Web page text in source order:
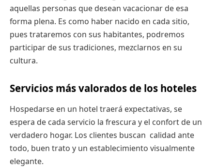
aquellas personas que desean vacacionar de esa
forma plena. Es como haber nacido en cada sitio,
pues trataremos con sus habitantes, podremos
participar de sus tradiciones, mezclarnos en su
cultura.
Servicios más valorados de los hoteles
Hospedarse en un hotel traerá expectativas, se
espera de cada servicio la frescura y el confort de un
verdadero hogar. Los clientes buscan calidad ante
todo, buen trato y un establecimiento visualmente
elegante.